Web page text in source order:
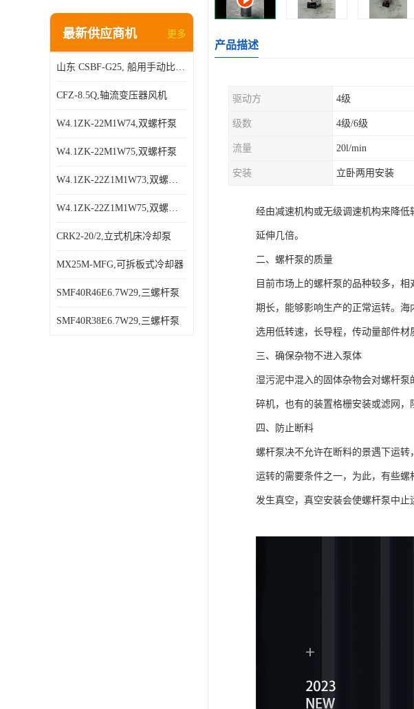
最新供应商机 更多
山东 CSBF-G25, 船用手动比例流量方向复合阀
CFZ-8.5Q,轴流变压器风机
W4.1ZK-22M1W74,双螺杆泵
W4.1ZK-22M1W75,双螺杆泵
W4.1ZK-22Z1M1W73,双螺杆泵
W4.1ZK-22Z1M1W75,双螺杆泵
CRK2-20/2,立式机床冷却泵
MX25M-MFG,可拆板式冷却器
SMF40R46E6.7W29,三螺杆泵
SMF40R38E6.7W29,三螺杆泵
产品描述
驱动方 4级
级数 4级/6级
流量 20l/min
安装 立卧两用安装
经由减速机构或无级调速机构来降
延伸几倍。
二、螺杆泵的质量
目前市场上的螺杆泵的品种较多，
期长，能够影响生产的正常运转。海
选用低转速，长导程，传动量部件材
三、确保杂物不进入泵体
湿污泥中混入的固体杂物会对螺杆
碎机，也有的装置格栅安装或滤网，
四、防止断料
螺杆泵决不允许在断料的景遇下运
运转的需要条件之一，为此，有些
发生真空，真空安装会使螺杆泵中止